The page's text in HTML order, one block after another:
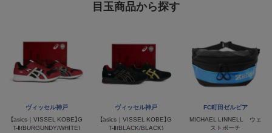
目玉商品から探す
ヴィッセル神戸
【asics｜VISSEL KOBE】G
T-Ⅱ(BURGUNDY/WHITE)
ヴィッセル神戸
【asics｜VISSEL KOBE】G
T-Ⅱ(BLACK/BLACK)
FC町田ゼルビア
MICHAEL LINNELL ウェ
ストポーチ